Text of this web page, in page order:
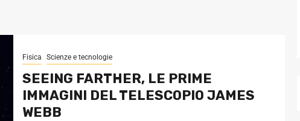
Fisica Scienze e tecnologie
SEEING FARTHER, LE PRIME
IMMAGINI DEL TELESCOPIO JAMES
WEBB